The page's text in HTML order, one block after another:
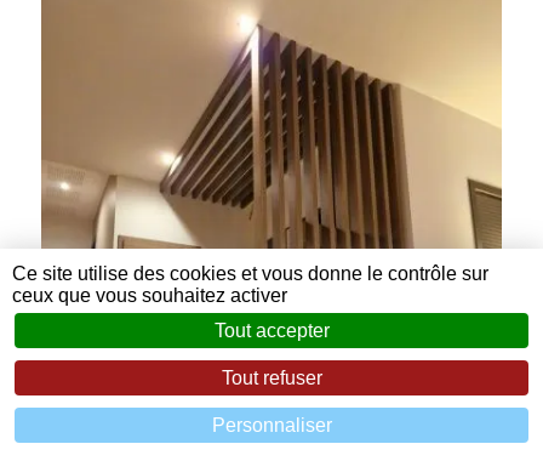
Ce site utilise des cookies et vous donne le contrôle sur
ceux que vous souhaitez activer
Tout accepter
Tout refuser
Personnaliser